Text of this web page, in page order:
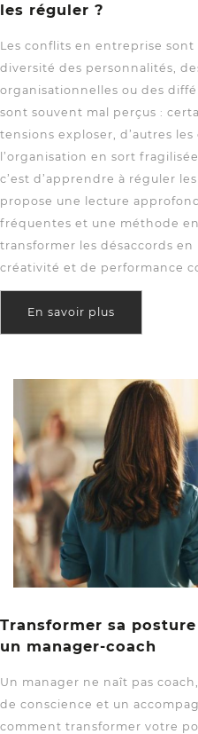
les réguler ?
Les conflits en entreprise
diversité des personnalités,
organisationnelles ou des
sont souvent mal perçus :
tensions exploser, d’autres
l’organisation en sort
c’est d’apprendre à réguler
propose une lecture
fréquentes et une méthode
transformer les désaccords
créativité et de performance
En savoir plus
Transformer sa
un manager-coach
Un manager ne naît pas
de conscience et un
comment transformer votre